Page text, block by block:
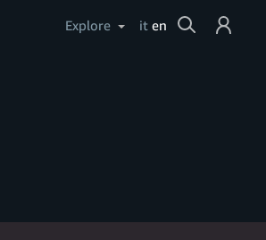
Explore it en Cerca